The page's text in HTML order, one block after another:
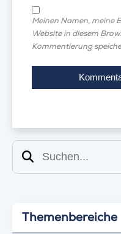
Meinen Namen, meine
Website in diesem
Kommentierung
Suchen
Themenbereiche